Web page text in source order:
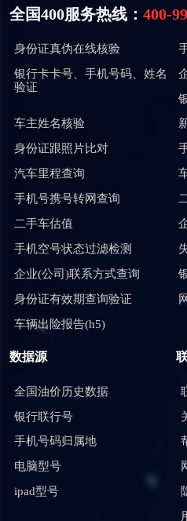
全国400服务热线： 400-
身份证真伪在线核验
银行卡卡号、手机号码、姓名
验证
车主姓名核验
身份证跟照片比对
汽车里程查询
手机号携号转网查询
二手车估值
手机空号状态过滤检测
企业(公司)联系方式查询
身份证有效期查询验证
车辆出险报告(h5)
数据源
全国油价历史数据
银行联行号
手机号码归属地
电脑型号
ipad型号